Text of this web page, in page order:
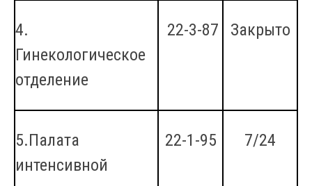
4.
Гинекологическое
отделение
22-3-87 Закрыто
5.Палата
интенсивной
22-1-95 7/24